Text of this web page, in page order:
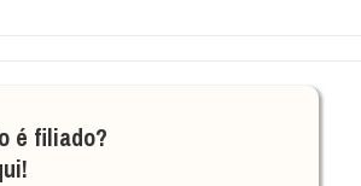
é filiado?